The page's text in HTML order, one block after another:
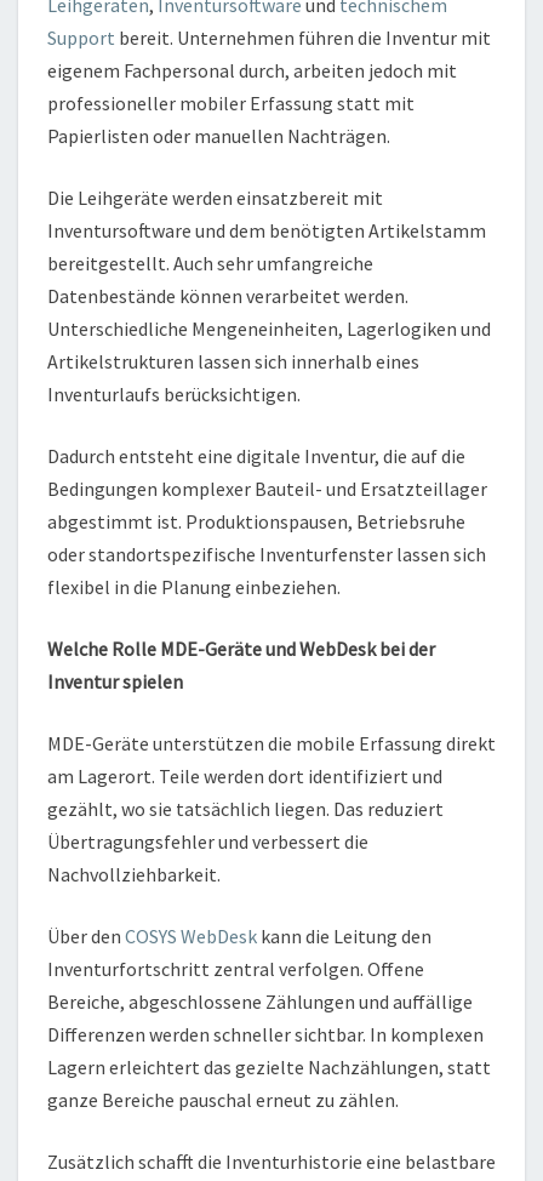
Leihgeräten, Inventursoftware und technischem
Support bereit. Unternehmen führen die Inventur mit
eigenem Fachpersonal durch, arbeiten jedoch mit
professioneller mobiler Erfassung statt mit
Papierlisten oder manuellen Nachträgen.
Die Leihgeräte werden einsatzbereit mit
Inventursoftware und dem benötigten Artikelstamm
bereitgestellt. Auch sehr umfangreiche
Datenbestände können verarbeitet werden.
Unterschiedliche Mengeneinheiten, Lagerlogiken und
Artikelstrukturen lassen sich innerhalb eines
Inventurlaufs berücksichtigen.
Dadurch entsteht eine digitale Inventur, die auf die
Bedingungen komplexer Bauteil- und Ersatzteillager
abgestimmt ist. Produktionspausen, Betriebsruhe
oder standortspezifische Inventurfenster lassen sich
flexibel in die Planung einbeziehen.
Welche Rolle MDE-Geräte und WebDesk bei der
Inventur spielen
MDE-Geräte unterstützen die mobile Erfassung direkt
am Lagerort. Teile werden dort identifiziert und
gezählt, wo sie tatsächlich liegen. Das reduziert
Übertragungsfehler und verbessert die
Nachvollziehbarkeit.
Über den COSYS WebDesk kann die Leitung den
Inventurfortschritt zentral verfolgen. Offene
Bereiche, abgeschlossene Zählungen und auffällige
Differenzen werden schneller sichtbar. In komplexen
Lagern erleichtert das gezielte Nachzählungen, statt
ganze Bereiche pauschal erneut zu zählen.
Zusätzlich schafft die Inventurhistorie eine belastbare